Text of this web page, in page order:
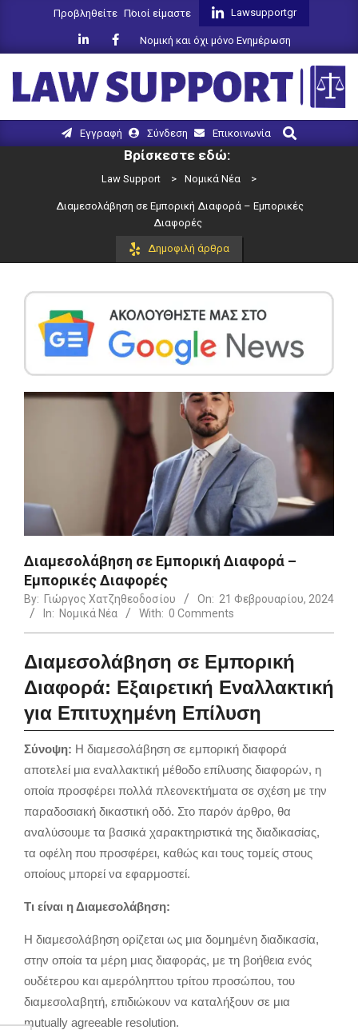
Προβληθείτε Ποιοί είμαστε Lawsupportgr
Νομική και όχι μόνο Ενημέρωση
LAW
SUPPORT
Navigation
Εγγραφή Σύνδεση Επικοινωνία
Search
Βρίσκεστε εδώ:
Law Support > Νομικά Νέα >
Διαμεσολάβηση σε Εμπορική Διαφορά – Εμπορικές
Διαφορές
Δημοφιλή άρθρα
Διαμεσολάβηση σε Εμπορική Διαφορά –
Εμπορικές Διαφορές
By: Γιώργος Χατζηθεοδοσίου On: 21 Φεβρουαρίου, 2024
In: Νομικά Νέα With: 0 Comments
Διαμεσολάβηση σε Εμπορική
Διαφορά: Εξαιρετική Εναλλακτική
για Επιτυχημένη Επίλυση
Σύνοψη: Η διαμεσολάβηση σε εμπορική διαφορά
αποτελεί μια εναλλακτική μέθοδο επίλυσης διαφορών, η
οποία προσφέρει πολλά πλεονεκτήματα σε σχέση με την
παραδοσιακή δικαστική οδό. Στο παρόν άρθρο, θα
αναλύσουμε τα βασικά χαρακτηριστικά της διαδικασίας,
τα οφέλη που προσφέρει, καθώς και τους τομείς στους
οποίους μπορεί να εφαρμοστεί.
Τι είναι η Διαμεσολάβηση:
Η διαμεσολάβηση ορίζεται ως μια δομημένη διαδικασία,
στην οποία τα μέρη μιας διαφοράς, με τη βοήθεια ενός
ουδέτερου και αμερόληπτου τρίτου προσώπου, του
διαμεσολαβητή, επιδιώκουν να καταλήξουν σε μια
mutually agreeable resolution.